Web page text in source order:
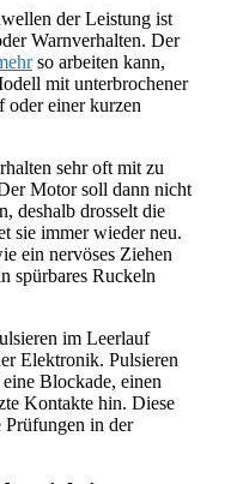
der Leistung ist
Warnverhalten. Der
so arbeiten kann,
mit unterbrochener
oder einer kurzen
sehr oft mit zu
Motor soll dann nicht
deshalb drosselt die
sie immer wieder neu.
ein nervöses Ziehen
spürbares Ruckeln
im Leerlauf
Elektronik. Pulsieren
Blockade, einen
Kontakte hin. Diese
in der